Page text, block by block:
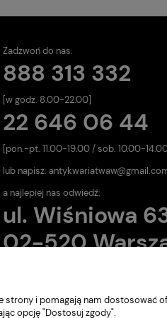
Zadzwoń do nas:
888 313 332
[w godz. 8.00-22.00]
22 646 06 44
[pon.-pt. 11.00-19.00 / sob. 10.00-
lub napisz:
a najlepiej nas odwiedź:
ul. Wiśniowa
02-520
strony i pomagają nam
opcję "Dostosuj zgody".